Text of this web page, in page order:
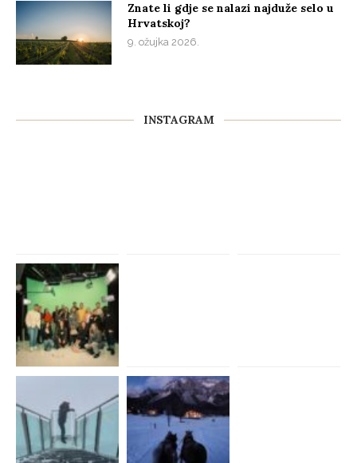
Znate li gdje se nalazi najduže selo u
Hrvatskoj?
9. ožujka 2026.
INSTAGRAM